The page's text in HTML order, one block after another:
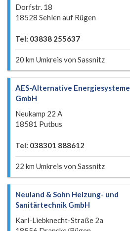
Dorfstr. 18
18528 Sehlen auf Rügen
Tel: 03838 255637
20 km Umkreis von Sassnitz
AES-Alternative Energiesysteme
GmbH
Neukamp 22 A
18581 Putbus
Tel: 038301 888612
22 km Umkreis von Sassnitz
Neuland & Sohn Heizung- und
Sanitärtechnik GmbH
Karl-Liebknecht-Straße 2a